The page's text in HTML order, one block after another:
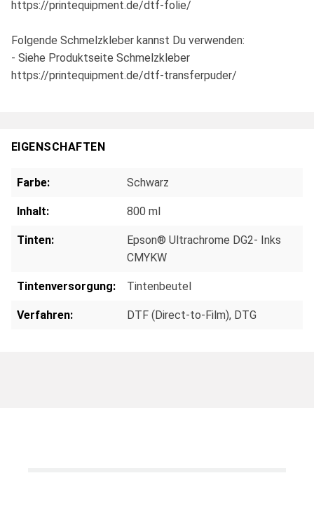
https://printequipment.de/dtf-folie/
Folgende Schmelzkleber kannst Du verwenden:
- Siehe Produktseite Schmelzkleber
https://printequipment.de/dtf-transferpuder/
EIGENSCHAFTEN
Farbe: Schwarz
Inhalt: 800 ml
Tinten:
Epson® Ultrachrome DG2- Inks
CMYKW
Tintenversorgung: Tintenbeutel
Verfahren: DTF (Direct-to-Film), DTG